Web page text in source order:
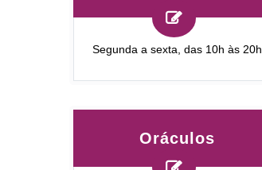
Segunda a sexta, das 10h às 20h
Oráculos